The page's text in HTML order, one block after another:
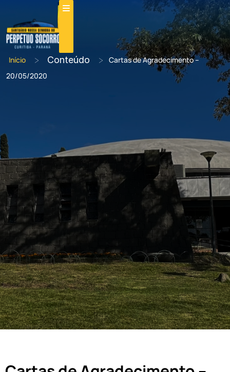
Início > Conteúdo >
Cartas de Agradecimento –
20/05/2020